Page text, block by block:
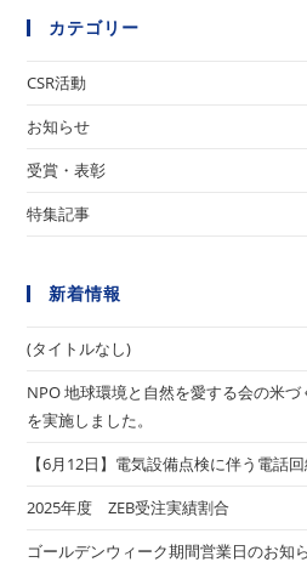
読
カテゴリー
CSR活動
お知らせ
受賞・表彰
特集記事
新着情報
(タイトルなし)
NPO 地球環境と自然を愛する会の米
を実施しました。
【6月12日】電気設備点検に伴う電話
2025年度 ZEB受注実績割合
ゴールデンウィーク期間営業日のお知